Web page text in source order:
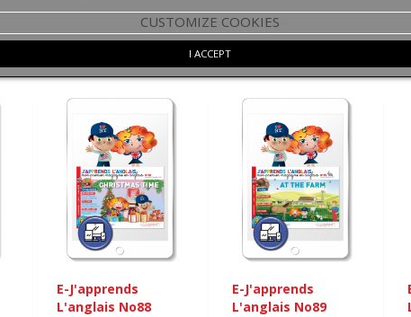
E-J'apprends
L'anglais No88
E-J'apprends
L'anglais No89
CUSTOMIZE COOKIES
I ACCEPT